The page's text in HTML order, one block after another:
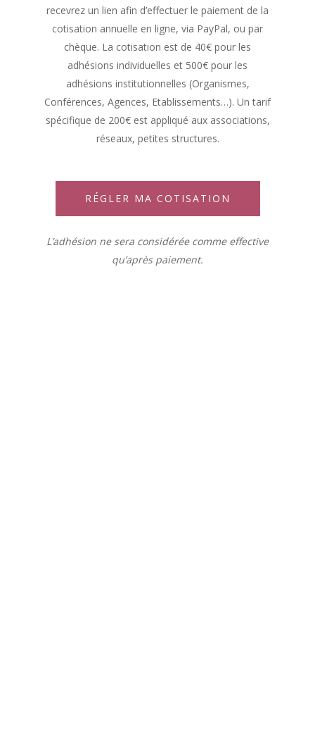
recevrez un lien afin d’effectuer le paiement de la
cotisation annuelle en ligne, via PayPal, ou par
chèque. La cotisation est de 40€ pour les
adhésions individuelles et 500€ pour les
adhésions institutionnelles (Organismes,
Conférences, Agences, Etablissements…). Un tarif
spécifique de 200€ est appliqué aux associations,
réseaux, petites structures.
RÉGLER MA COTISATION
L’adhésion ne sera considérée comme effective
qu’après paiement.